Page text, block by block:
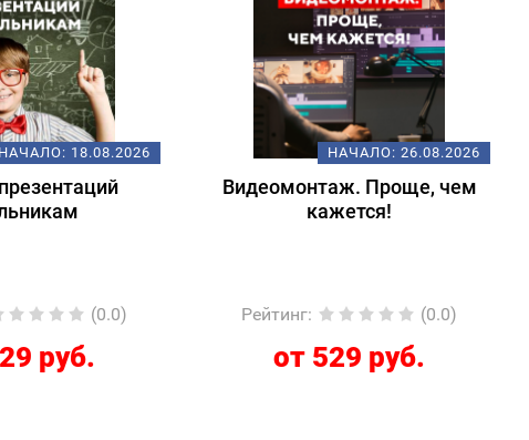
НАЧАЛО: 18.08.2026
(0.0)
руб.
НАЧАЛО: 26.08.2026
Видеомонтаж. Проще, чем
кажется!
Рейтинг: (0.0)
от 529 руб.